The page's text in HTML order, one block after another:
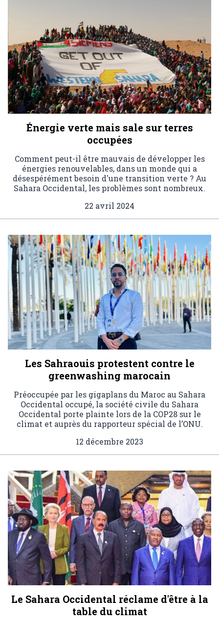
Énergie verte mais sale sur terres
occupées
Comment peut-il être mauvais de développer les
énergies renouvelables, dans un monde qui a
désespérément besoin d'une transition verte ? Au
Sahara Occidental, les problèmes sont nombreux.
22 avril 2024
Les Sahraouis protestent contre le
greenwashing marocain
Préoccupée par les gigaplans du Maroc au Sahara
Occidental occupé, la société civile du Sahara
Occidental porte plainte lors de la COP28 sur le
climat et auprès du rapporteur spécial de l’ONU.
12 décembre 2023
Le Sahara Occidental réclame d'être à la
table du climat